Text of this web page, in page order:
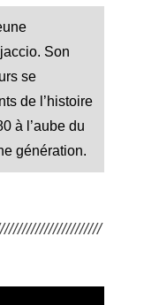
Son
se
de l’histoire
à l’aube du
génération.